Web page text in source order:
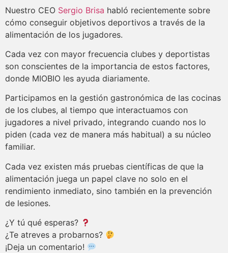
Nuestro CEO Sergio Brisa habló recientemente sobre
cómo conseguir objetivos deportivos a través de la
alimentación de los jugadores.
Cada vez con mayor frecuencia clubes y deportistas
son conscientes de la importancia de estos factores,
donde MIOBIO les ayuda diariamente.
Participamos en la gestión gastronómica de las cocinas
de los clubes, al tiempo que interactuamos con
jugadores a nivel privado, integrando cuando nos lo
piden (cada vez de manera más habitual) a su núcleo
familiar.
Cada vez existen más pruebas científicas de que la
alimentación juega un papel clave no solo en el
rendimiento inmediato, sino también en la prevención
de lesiones.
¿Y tú qué esperas?
¿Te atreves a probarnos?
¡Deja un comentario!